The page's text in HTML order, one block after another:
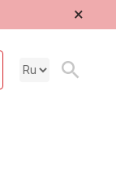
×